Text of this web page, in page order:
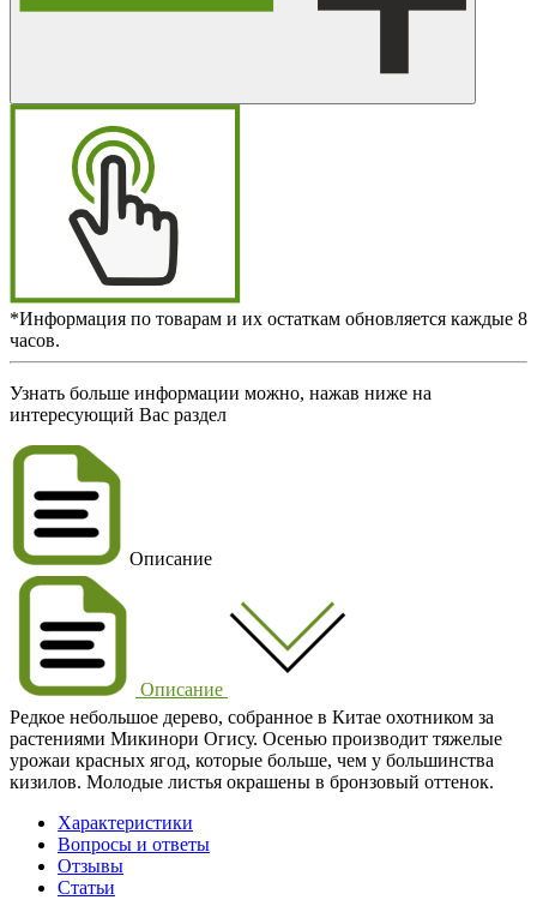
*Информация по товарам и их остаткам обновляется каждые 8
часов.
Узнать больше информации можно, нажав ниже на
интересующий Вас раздел
Описание
Описание
Редкое небольшое дерево, собранное в Китае охотником за
растениями Микинори Огису. Осенью производит тяжелые
урожаи красных ягод, которые больше, чем у большинства
кизилов. Молодые листья окрашены в бронзовый оттенок.
Характеристики
Вопросы и ответы
Отзывы
Статьи